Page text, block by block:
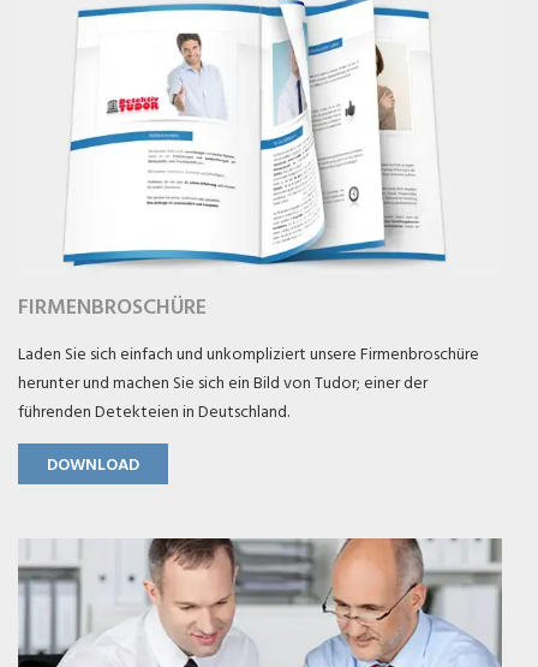
FIRMENBROSCHÜRE
Laden Sie sich einfach und unkompliziert unsere Firmenbroschüre
herunter und machen Sie sich ein Bild von Tudor; einer der
führenden Detekteien in Deutschland.
DOWNLOAD